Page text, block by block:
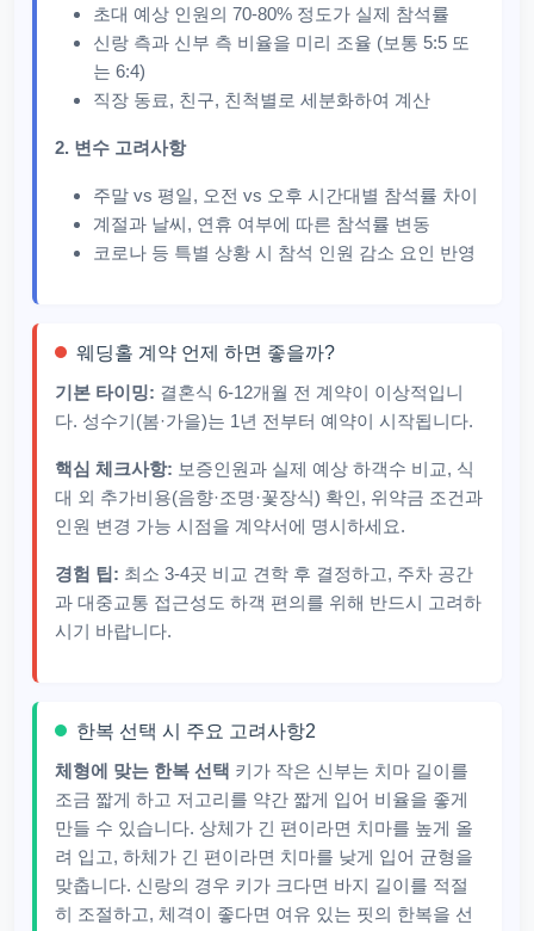
초대 예상 인원의 70-80% 정도가 실제 참석률
신랑 측과 신부 측 비율을 미리 조율 (보통 5:5 또
는 6:4)
직장 동료, 친구, 친척별로 세분화하여 계산
2. 변수 고려사항
주말 vs 평일, 오전 vs 오후 시간대별 참석률 차이
계절과 날씨, 연휴 여부에 따른 참석률 변동
코로나 등 특별 상황 시 참석 인원 감소 요인 반영
웨딩홀 계약 언제 하면 좋을까?
기본 타이밍: 결혼식 6-12개월 전 계약이 이상적입니
다. 성수기(봄·가을)는 1년 전부터 예약이 시작됩니다.
핵심 체크사항: 보증인원과 실제 예상 하객수 비교, 식
대 외 추가비용(음향·조명·꽃장식) 확인, 위약금 조건과
인원 변경 가능 시점을 계약서에 명시하세요.
경험 팁: 최소 3-4곳 비교 견학 후 결정하고, 주차 공간
과 대중교통 접근성도 하객 편의를 위해 반드시 고려하
시기 바랍니다.
한복 선택 시 주요 고려사항2
체형에 맞는 한복 선택 키가 작은 신부는 치마 길이를
조금 짧게 하고 저고리를 약간 짧게 입어 비율을 좋게
만들 수 있습니다. 상체가 긴 편이라면 치마를 높게 올
려 입고, 하체가 긴 편이라면 치마를 낮게 입어 균형을
맞춥니다. 신랑의 경우 키가 크다면 바지 길이를 적절
히 조절하고, 체격이 좋다면 여유 있는 핏의 한복을 선